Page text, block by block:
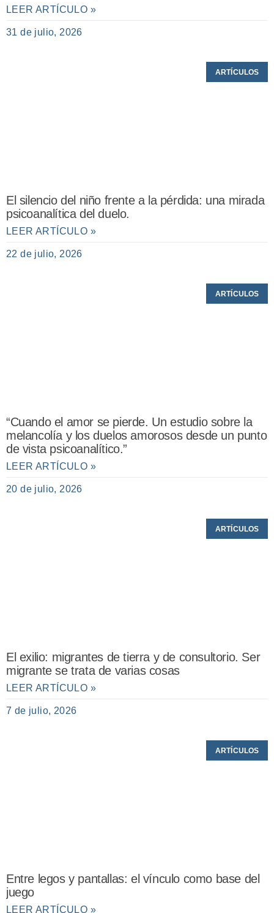
LEER ARTÍCULO »
31 de julio, 2026
ARTÍCULOS
El silencio del niño frente a la pérdida: una mirada
psicoanalítica del duelo.
LEER ARTÍCULO »
22 de julio, 2026
ARTÍCULOS
“Cuando el amor se pierde. Un estudio sobre la
melancolía y los duelos amorosos desde un punto
de vista psicoanalítico.”
LEER ARTÍCULO »
20 de julio, 2026
ARTÍCULOS
El exilio: migrantes de tierra y de consultorio. Ser
migrante se trata de varias cosas
LEER ARTÍCULO »
7 de julio, 2026
ARTÍCULOS
Entre legos y pantallas: el vínculo como base del
juego
LEER ARTÍCULO »